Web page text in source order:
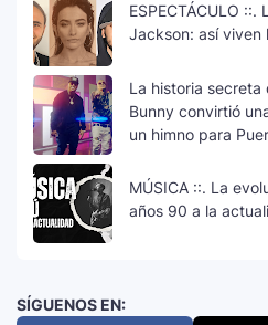
ESPECTÁCULO ::.
Jackson: así viven
La historia secreta
Bunny convirtió
un himno para
MÚSICA ::. La
años 90 a la
SÍGUENOS EN: